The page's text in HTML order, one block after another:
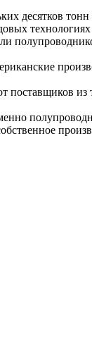
десятков
из